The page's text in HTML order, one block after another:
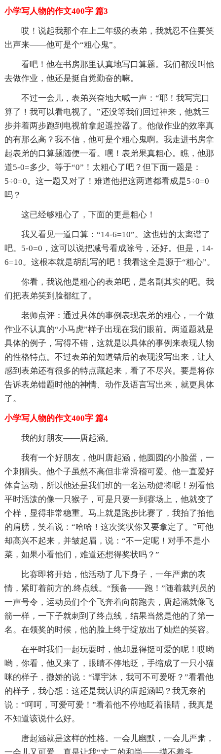
小学写人物的作文400字 篇3
哎！说起我那个在上二年级的表弟，我就忍不住要笑
出声来——他可是个“粗心鬼”。
看吧！他在书房那里认真地写口算题。我们都没叫他
去做作业，他还是挺自觉勤奋的嘛。
不过一会儿，表弟兴奋地大喊一声：“耶！我写完口
算了！我可以看电视了。”还没等我们回过神来，他就三
步并着两步跑到电视前拿起遥控器了。他做作业的效率真
的有那么高？我不信，他可是个粗心鬼啊。我走进书房拿
起表弟的口算题随便一看。嘿！表弟果真粗心。瞧，他那
道5-0=多少。等于“0”！太粗心了吧？但下面一题是：
5÷0=0。这一题又对了！难道他把这两道都看成是5÷0=0
吗？
这已经够粗心了，下面的更是粗心！
我又看见一道口算：“14-6=10”。这也错的太离谱了
吧。5-0=0，这可以说把减号看成除号，还好。但是，14-
6=10。这根本就是胡乱写的吧！我看这全是源于“粗心”。
你看，我说他是粗心的表弟吧，是名副其实的吧。我
们把表弟笑到脸都红了。
老师点评：通过具体的事例表现表弟的粗心，一个做
作业不认真的“小马虎”样子出现在我们眼前。两道题就是
具体的例子，写得不错，这就是以具体的事例来表现人物
的性格特点。不过表弟的知道错后的表现没写出来，让人
感到表弟还有很多的特点藏起来，看了不尽兴。要是将你
告诉表弟错题时他的神情、动作及语言写出来，就更具体
了。
小学写人物的作文400字 篇4
我的好朋友——唐起涵。
我有一个好朋友，他叫唐起涵，他圆圆的小脸蛋，一
个刺猬头。他个子虽然不高但非常滑稽可爱。他一直爱好
体育运动，所以他还是我们班的一名运动健将呢！别看他
平时活泼的像一只猴子，可是只要一到赛场上，他就变了
个样，显得非常稳重。马上就是跑步比赛了，我拍了拍他
的肩膀，笑着说：“哈哈！这次奖状你又要拿定了。”可他
却高兴不起来，并皱起眉，说：“不一定呢！对手不是小
菜，如果小看他们，难道还想得奖状吗？”
比赛即将开始，他活动了几下身子，一年严肃的表
情，紧盯着前方的.终点线。“预备——跑！”随着裁判员的
一声号令，运动员们个个飞奔着向前跑去，唐起涵就像飞
箭一样，一下子就刺到了终点线，结果当然是他的了第一
名。在领奖的时候，他的脸上终于绽放出了灿烂的笑容。
在平时我们一起玩耍时，他却显得挺可爱的呢！哎哟
哟，你看，他又来了，眼睛不停地眨，手缩成了一只小猫
咪的样子，撒娇的说：“谭宇沐，我可不可爱呀？”看看他
的样子，我心想：这还是我认识的唐起涵吗？我无奈的
说：“呵呵，可爱可爱！”看着他不停地眨着眼睛，我真是
不知道该说什么好。
唐起涵就是这样的性格。一会儿幽默，一会儿严肃，
一会儿又可爱。真是让我“丈二的和尚——摸不着头